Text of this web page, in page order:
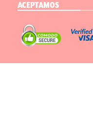
ACEPTAMOS